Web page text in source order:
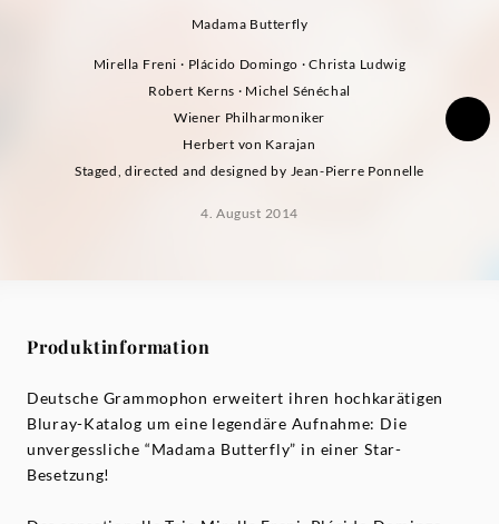
Madama Butterfly
Mirella Freni · Plácido Domingo · Christa Ludwig
Robert Kerns · Michel Sénéchal
Wiener Philharmoniker
Herbert von Karajan
Staged, directed and designed by Jean-Pierre Ponnelle
4. August 2014
Produktinformation
Deutsche Grammophon erweitert ihren hochkarätigen
Bluray-Katalog um eine legendäre Aufnahme: Die
unvergessliche “Madama Butterfly” in einer Star-
Besetzung!